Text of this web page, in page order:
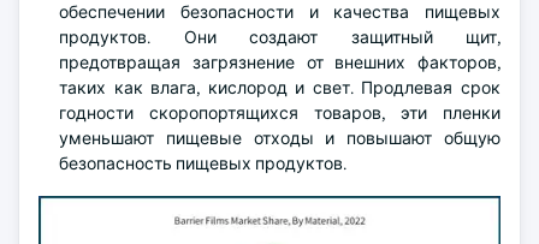
обеспечении безопасности и качества пищевых
продуктов. Они создают защитный щит,
предотвращая загрязнение от внешних факторов,
таких как влага, кислород и свет. Продлевая срок
годности скоропортящихся товаров, эти пленки
уменьшают пищевые отходы и повышают общую
безопасность пищевых продуктов.